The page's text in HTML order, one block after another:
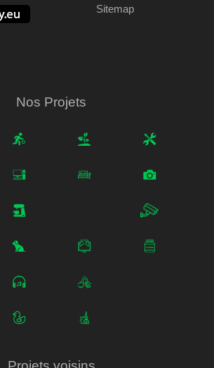
Sitemap
Nos Projets